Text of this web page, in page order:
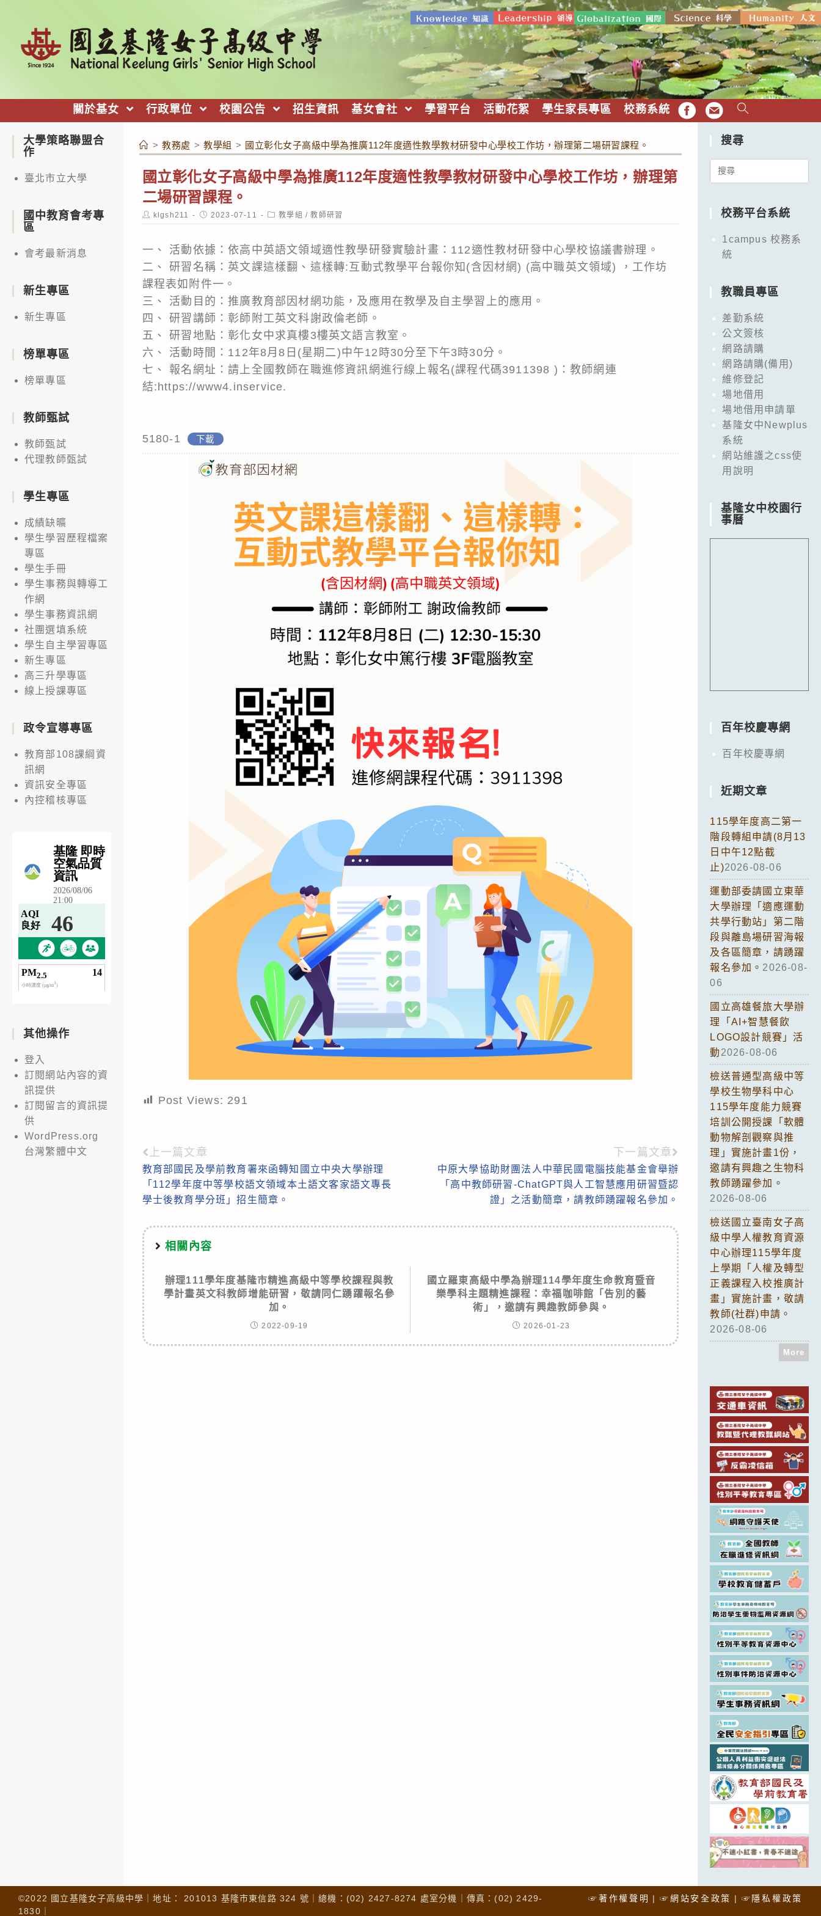
關於基女 行政單位 校園公告 招生資訊 基女會社 學習平台 活動花絮 學生家長專區 校務系統 FB EMAIL
> 教務處 > 教學組 > 國立彰化女子高級中學為推廣112年度適性教學教材研發中心學校工作坊，辦理第二場研習課程。
國立彰化女子高級中學為推廣112年度適性教學教材研發中心學校工作坊，辦理第
二場研習課程。
Post
author:
klgsh211
Post
published:
2023-07-11
Post
category:
教學組 / 教師研習
一、 活動依據：依高中英語文領域適性教學研發實驗計畫：112適性教材研發中心學校協議書辦理。
二、 研習名稱：英文課這樣翻、這樣轉:互動式教學平台報你知(含因材網) (高中職英文領域) ，工作坊
課程表如附件一。
三、 活動目的：推廣教育部因材網功能，及應用在教學及自主學習上的應用。
四、 研習講師：彰師附工英文科謝政倫老師。
五、 研習地點：彰化女中求真樓3樓英文語言教室。
六、 活動時間：112年8月8日(星期二)中午12時30分至下午3時30分。
七、 報名網址：請上全國教師在職進修資訊網進行線上報名(課程代碼3911398 )：教師網連
結:https://www4.inservice.
5180-1 下載
Post Views: 291
Read
more
articles
上一篇文章
教育部國民及學前教育署來函轉知國立中央大學辦理
「112學年度中等學校語文領域本土語文客家語文專長
學士後教育學分班」招生簡章。
下一篇文章
中原大學協助財團法人中華民國電腦技能基金會舉辦
「高中教師研習-ChatGPT與人工智慧應用研習暨認
證」之活動簡章，請教師踴躍報名參加。
相關內容
辦理111學年度基隆市精進高級中等學校課程與教
學計畫英文科教師增能研習，敬請同仁踴躍報名參
加。
2022-09-19
國立羅東高級中學為辦理114學年度生命教育暨音
樂學科主題精進課程：幸福咖啡館「告別的藝
術」，邀請有興趣教師參與。
2026-01-23
大學策略聯盟合
作
臺北市立大學
國中教育會考專
區
會考最新消息
新生專區
新生專區
榜單專區
榜單專區
教師甄試
教師甄試
代理教師甄試
學生專區
成績缺曠
學生學習歷程檔案
專區
學生手冊
學生事務與轉導工
作網
學生事務資訊網
社團選填系統
學生自主學習專區
新生專區
高三升學專區
線上授課專區
政令宣導專區
教育部108課綱資
訊網
資訊安全專區
內控稽核專區
其他操作
登入
訂閱網站內容的資
訊提供
訂閱留言的資訊提
供
WordPress.org
台灣繁體中文
搜尋
Search
校務平台系統
1campus 校務系
統
教職員專區
差勤系統
公文簽核
網路請購
網路請購(備用)
維修登記
場地借用
場地借用申請單
基隆女中Newplus
系統
網站維護之css使
用說明
基隆女中校園行
事曆
百年校慶專網
百年校慶專網
近期文章
115學年度高二第一
階段轉組申請(8月13
日中午12點截
止)2026-08-06
運動部委請國立東華
大學辦理「適應運動
共學行動站」第二階
段與離島場研習海報
及各區簡章，請踴躍
報名參加。 2026-08-
06
國立高雄餐旅大學辦
理「AI+智慧餐飲
LOGO設計競賽」活
動 2026-08-06
檢送普通型高級中等
學校生物學科中心
115學年度能力競賽
培訓公開授課「軟體
動物解剖觀察與推
理」實施計畫1份，
邀請有興趣之生物科
教師踴躍參加。
2026-08-06
檢送國立臺南女子高
級中學人權教育資源
中心辦理115學年度
上學期「人權及轉型
正義課程入校推廣計
畫」實施計畫，敬請
教師(社群)申請。
2026-08-06
More
☞著作權聲明 ☞網站安全政策 ☞隱私權政策
©2022 國立基隆女子高級中學｜地址： 201013 基隆市東信路 324 號｜總機：(02) 2427-8274 處室分機｜傳真：(02) 2429-
1830｜